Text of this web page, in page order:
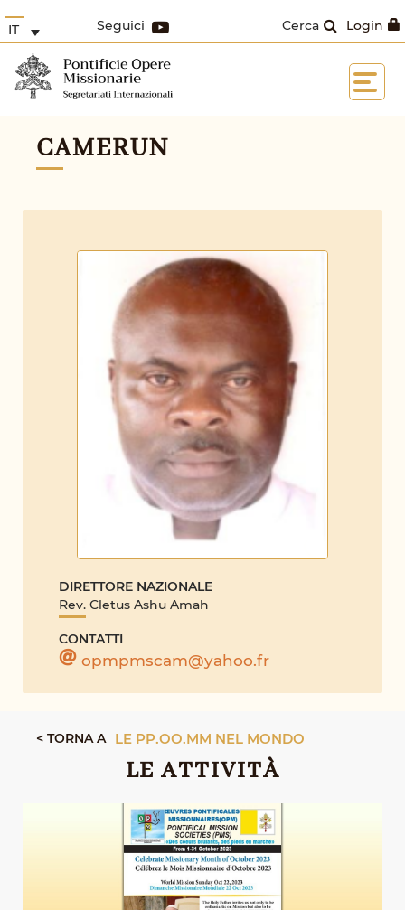
Login
Cerca
Seguici
IT
CAMERUN
DIRETTORE NAZIONALE
Rev. Cletus Ashu Amah
CONTATTI
opmpmscam@yahoo.fr
< TORNA A LE PP.OO.MM NEL MONDO
LE ATTIVITÀ